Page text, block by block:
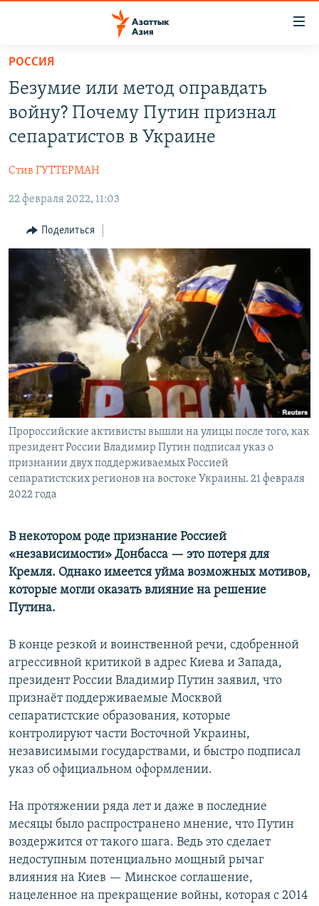
Вернуться
основному
содержанию
Вернутся
главной
Вернутся
поиску
КАЗАХСТАН
НОВОСТИ
ВОЙНА В УКРАИНЕ
КЫРГЫЗЧА
ЎЗБЕКЧА
ТОҶИКӢ
TÜRKMENÇE
ПОДПИШИТЕСЬ НА НАС В СОЦСЕТЯХ
Все сайты РСЕ/РС
РОССИЯ
Безумие или метод оправдать
войну? Почему Путин признал
сепаратистов в Украине
Стив ГУТТЕРМАН
22 февраля 2022, 11:03
Поделиться
Пророссийские активисты вышли на улицы после того, как
президент России Владимир Путин подписал указ о
признании двух поддерживаемых Россией
сепаратистских регионов на востоке Украины. 21 февраля
2022 года
В некотором роде признание Россией
«независимости» Донбасса — это потеря для
Кремля. Однако имеется уйма возможных мотивов,
которые могли оказать влияние на решение
Путина.
В конце резкой и воинственной речи, сдобренной
агрессивной критикой в адрес Киева и Запада,
президент России Владимир Путин заявил, что
признаёт поддерживаемые Москвой
сепаратистские образования, которые
контролируют части Восточной Украины,
независимыми государствами, и быстро подписал
указ об официальном оформлении.
На протяжении ряда лет и даже в последние
месяцы было распространено мнение, что Путин
воздержится от такого шага. Ведь это сделает
недоступным потенциально мощный рычаг
влияния на Киев — Минское соглашение,
нацеленное на прекращение войны, которая с 2014